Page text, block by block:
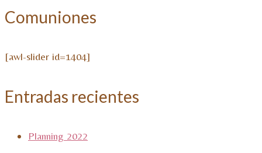
Comuniones
[awl-slider id=1404]
Entradas recientes
Planning 2022